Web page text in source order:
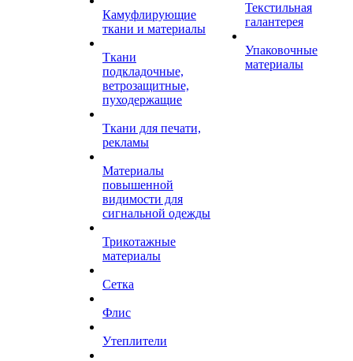
Камуфлирующие
ткани и материалы
Ткани
подкладочные,
ветрозащитные,
пуходержащие
Ткани для печати,
рекламы
Материалы
повышенной
видимости для
сигнальной одежды
Трикотажные
материалы
Сетка
Флис
Утеплители
Текстильная
галантерея
Упаковочные
материалы